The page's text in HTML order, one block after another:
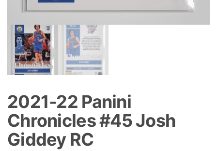
2021-22 Panini
Chronicles #45 Josh
Giddey RC